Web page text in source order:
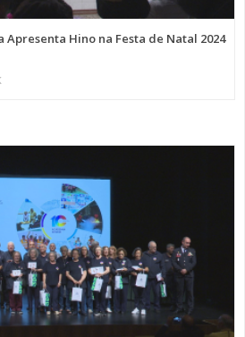
Apresenta Hino na Festa de Natal 2024